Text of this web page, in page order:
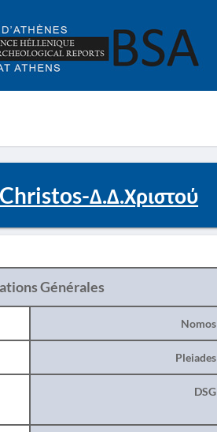
Δ.Δ.Χριστού
Générales
Nomos
Pleiades
DSG